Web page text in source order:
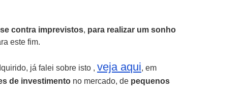
contra imprevistos, para realizar um sonho
este fim.
já falei sobre isto , veja aqui, em
de investimento no mercado, de pequenos